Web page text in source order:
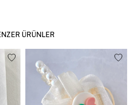
ÜRÜNLER